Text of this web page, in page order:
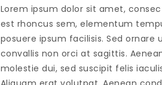
Lorem ipsum dolor sit amet,
est rhoncus sem, elementum
posuere ipsum facilisis. Sed
convallis non orci at sagittis.
molestie dui, sed suscipit felis